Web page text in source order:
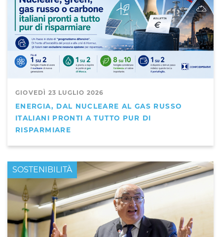
GIOVEDÌ 23 LUGLIO 2026
ENERGIA, DAL NUCLEARE AL GAS RUSSO
ITALIANI PRONTI A TUTTO PUR DI
RISPARMIARE
PRIMO PIANO
SOSTENIBILITÀ